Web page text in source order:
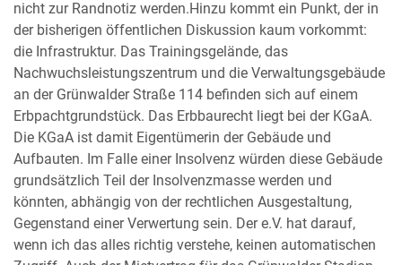
nicht zur Randnotiz werden.Hinzu kommt ein Punkt, der in
der bisherigen öffentlichen Diskussion kaum vorkommt:
die Infrastruktur. Das Trainingsgelände, das
Nachwuchsleistungszentrum und die Verwaltungsgebäude
an der Grünwalder Straße 114 befinden sich auf einem
Erbpachtgrundstück. Das Erbbaurecht liegt bei der KGaA.
Die KGaA ist damit Eigentümerin der Gebäude und
Aufbauten. Im Falle einer Insolvenz würden diese Gebäude
grundsätzlich Teil der Insolvenzmasse werden und
könnten, abhängig von der rechtlichen Ausgestaltung,
Gegenstand einer Verwertung sein. Der e.V. hat darauf,
wenn ich das alles richtig verstehe, keinen automatischen